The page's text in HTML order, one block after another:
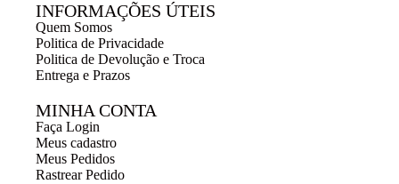
INFORMAÇÕES ÚTEIS
Quem Somos
Politica de Privacidade
Politica de Devolução e Troca
Entrega e Prazos
MINHA CONTA
Faça Login
Meus cadastro
Meus Pedidos
Rastrear Pedido